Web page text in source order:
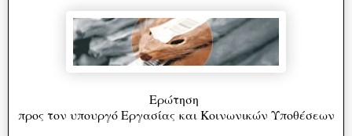
Ερώτηση
προς τον υπουργό Εργασίας και Κοινωνικών Υποθέσεων